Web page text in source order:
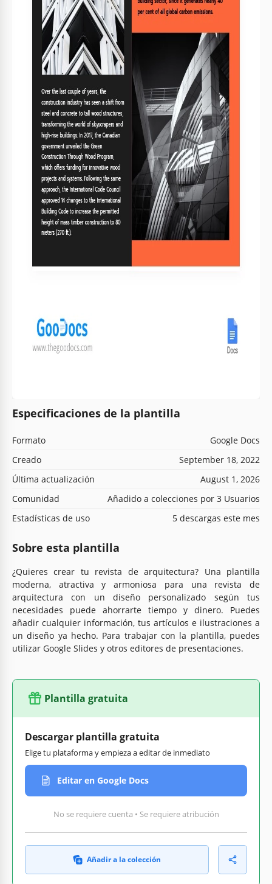
Especificaciones de la plantilla
Formato
Google Docs
Creado
September 18, 2022
Última actualización
August 1, 2026
Comunidad
Añadido a colecciones por 3 Usuarios
Estadísticas de uso
5 descargas este mes
Sobre esta plantilla
¿Quieres crear tu revista de arquitectura? Una plantilla
moderna, atractiva y armoniosa para una revista de
arquitectura con un diseño personalizado según tus
necesidades puede ahorrarte tiempo y dinero. Puedes
añadir cualquier información, tus artículos e ilustraciones a
un diseño ya hecho. Para trabajar con la plantilla, puedes
utilizar Google Slides y otros editores de presentaciones.
Plantilla gratuita
Descargar plantilla gratuita
Elige tu plataforma y empieza a editar de inmediato
Editar en Google Docs
No se requiere cuenta • Se requiere atribución
Añadir a la colección